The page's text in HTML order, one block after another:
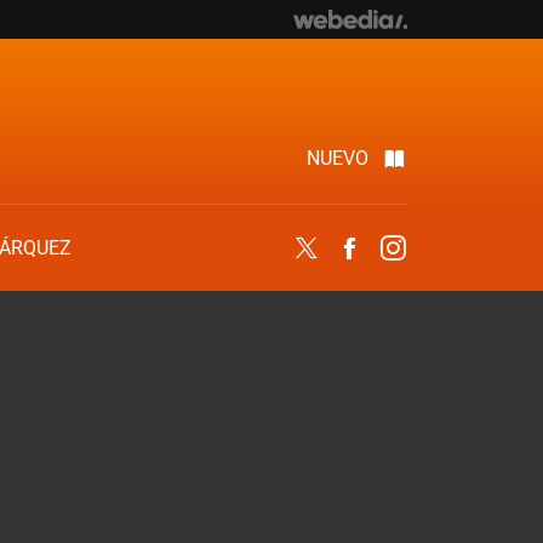
NUEVO
Twitter Facebook